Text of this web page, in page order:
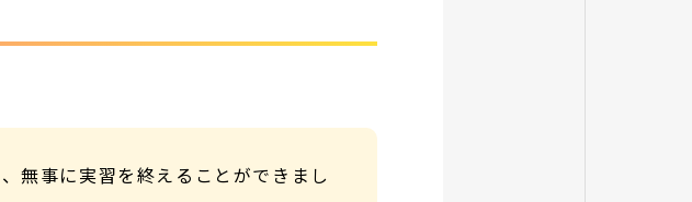
無事に実習を終えることができまし